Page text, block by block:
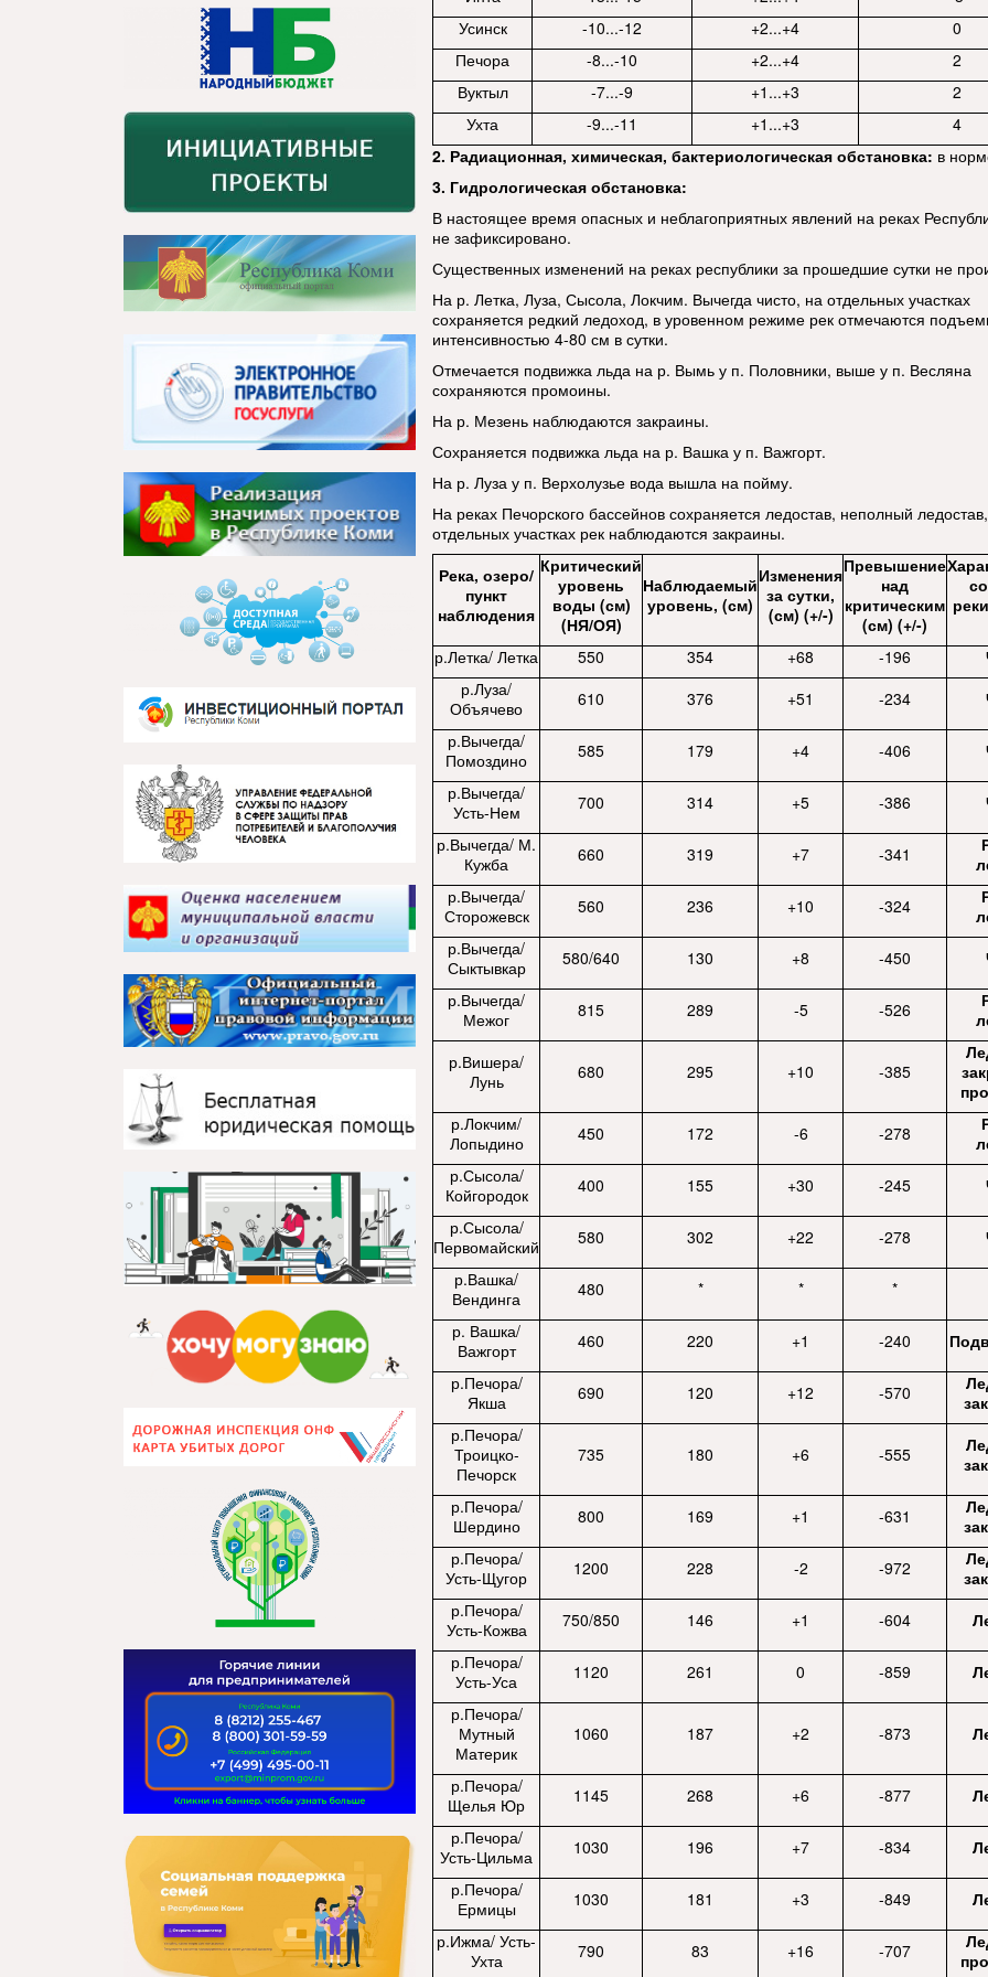
Усинск
-10...-12 +2...+4
0
Печора
-8...-10 +2...+4
2
Вуктыл
-7...-9 +1...+3
2
Ухта
-9...-11 +1...+3
4
2. Радиационная, химическая, бактериологическая обстановка: в
3. Гидрологическая обстановка:
В настоящее время опасных и неблагоприятных явлений на реках
не зафиксировано.
Существенных изменений на реках республики за прошедшие сутки не
На р. Летка, Луза, Сысола, Локчим. Вычегда чисто, на отдельных участках
сохраняется редкий ледоход, в уровенном режиме рек отмечаются
интенсивностью 4-80 см в сутки.
Отмечается подвижка льда на р. Вымь у п. Половники, выше у п. Весляна
сохраняются промоины.
На р. Мезень наблюдаются закраины.
Сохраняется подвижка льда на р. Вашка у п. Важгорт.
На р. Луза у п. Верхолузье вода вышла на пойму.
На реках Печорского бассейнов сохраняется ледостав, неполный
отдельных участках рек наблюдаются закраины.
Река, озеро/
пункт
наблюдения
Критический
уровень
воды (см)
(НЯ/ОЯ)
Наблюдаемый
уровень, (см)
Изменения
за сутки,
(см) (+/-)
Превышение
над
критическим
(см) (+/-)
р.Летка/ Летка 550 354 +68 -196
р.Луза/
Объячево
610 376 +51 -234
р.Вычегда/
Помоздино
585 179 +4 -406
р.Вычегда/
Усть-Нем
700 314 +5 -386
р.Вычегда/ М.
Кужба
660 319 +7 -341
р.Вычегда/
Сторожевск
560 236 +10 -324
р.Вычегда/
Сыктывкар
580/640 130 +8 -450
р.Вычегда/
Межог
815 289 -5 -526
р.Вишера/
Лунь
680 295 +10 -385
р.Локчим/
Лопыдино
450 172 -6 -278
р.Сысола/
Койгородок
400 155 +30 -245
р.Сысола/
Первомайский
580 302 +22 -278
р.Вашка/
Вендинга
480 * *
*
р. Вашка/
Важгорт
460 220 +1 -240
р.Печора/
Якша
690 120 +12 -570
р.Печора/
Троицко-
Печорск
735 180 +6 -555
р.Печора/
Шердино
800 169 +1 -631
р.Печора/
Усть-Щугор
1200 228 -2 -972
р.Печора/
Усть-Кожва
750/850 146 +1 -604
р.Печора/
Усть-Уса
1120 261 0 -859
р.Печора/
Мутный
Материк
1060 187 +2 -873
р.Печора/
Щелья Юр
1145 268 +6 -877
р.Печора/
Усть-Цильма
1030 196 +7 -834
р.Печора/
Ермицы
1030 181 +3 -849
р.Ижма/ Усть-
Ухта
790 83 +16 -707